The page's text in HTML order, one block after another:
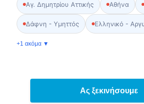
Αγ. Δημητρίου Αττικής Αθήνα
Δάφνη - Υμηττός Ελληνικό -
+1 ακόμα ▼
Ας ξεκινήσουμε